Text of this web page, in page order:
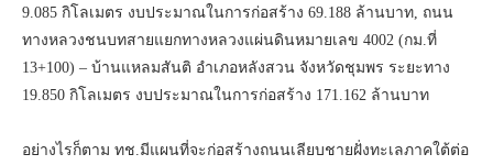
9.085 กิโลเมตร งบประมาณในการก่อสร้าง 69.188 ล้านบาท, ถนน
ทางหลวงชนบทสายแยกทางหลวงแผ่นดินหมายเลข 4002 (กม.ที่
13+100) – บ้านแหลมสันติ อำเภอหลังสวน จังหวัดชุมพร ระยะทาง
19.850 กิโลเมตร งบประมาณในการก่อสร้าง 171.162 ล้านบาท
อย่างไรก็ตาม ทช.มีแผนที่จะก่อสร้างถนนเลียบชายฝั่งทะเลภาคใต้ต่อ